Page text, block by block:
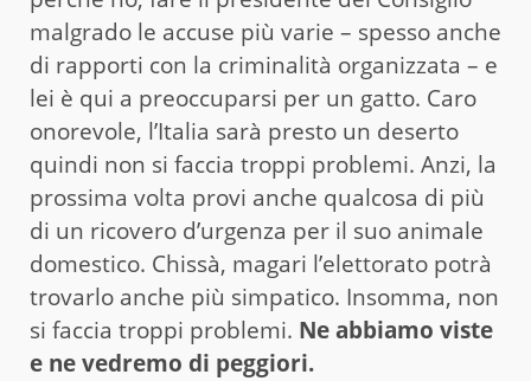
malgrado le accuse più varie – spesso anche
di rapporti con la criminalità organizzata – e
lei è qui a preoccuparsi per un gatto. Caro
onorevole, l’Italia sarà presto un deserto
quindi non si faccia troppi problemi. Anzi, la
prossima volta provi anche qualcosa di più
di un ricovero d’urgenza per il suo animale
domestico. Chissà, magari l’elettorato potrà
trovarlo anche più simpatico. Insomma, non
si faccia troppi problemi. Ne abbiamo viste
e ne vedremo di peggiori.